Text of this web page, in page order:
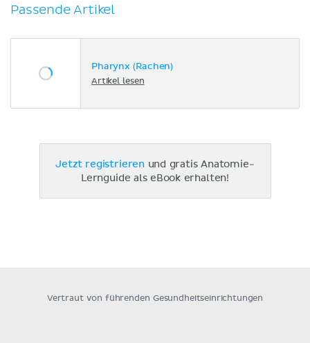
Passende Artikel
Pharynx (Rachen)
Artikel lesen
Jetzt registrieren und gratis Anatomie-
Lernguide als eBook erhalten!
Vertraut von führenden Gesundheitseinrichtungen